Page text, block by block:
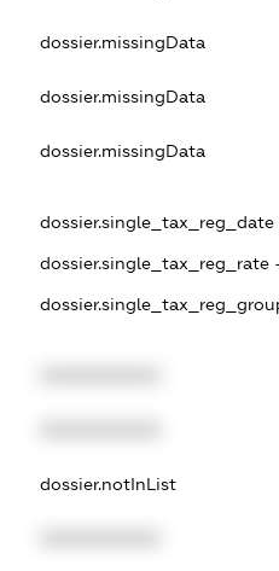
dossier.missingData
dossier.missingData
dossier.missingData
dossier.single_tax_reg_date -
dossier.single_tax_reg_rate
dossier.notInList